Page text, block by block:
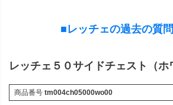
■レッチェの過去の質
レッチェ５０サイドチェスト（ホ
商品番号 tm004ch05000wo00